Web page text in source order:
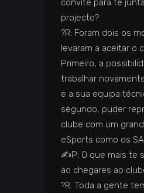
convite para te
projecto?
?️R: Foram dois os
levaram a aceitar o
Primeiro, a
trabalhar
e a sua equipa
segundo, puder
clube com um
eSports como os
✍️P: O que mais te
ao chegares ao
?️R: Toda a gente